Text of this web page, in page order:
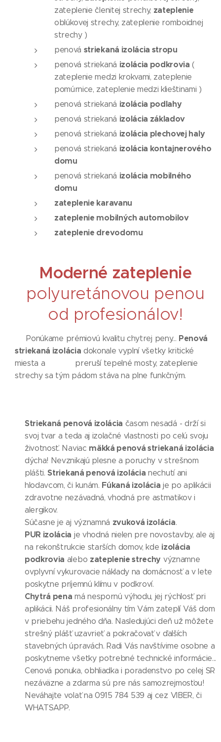
zateplenie členitej strechy, zateplenie
oblúkovej strechy, zateplenie romboidnej
strechy )
penová striekaná izolácia stropu
penová striekaná izolácia podkrovia (
zateplenie medzi krokvami, zateplenie
pomúrnice, zateplenie medzi klieštinami )
penová striekaná izolácia podlahy
penová striekaná izolácia základov
penová striekaná izolácia plechovej haly
penová striekaná izolácia kontajnerového
domu
penová striekaná izolácia mobilného
domu
zateplenie karavanu
zateplenie mobilných automobilov
zateplenie drevodomu
Moderné zateplenie
polyuretánovou penou
od profesionálov!
Ponúkame prémiovú kvalitu chytrej peny... Penová
striekaná izolácia dokonale vyplní všetky kritické
miesta a preruší tepelné mosty, zateplenie
strechy sa tým pádom stáva na plne funkčným.
Striekaná penová izolácia časom nesadá - drží si
svoj tvar a teda aj izolačné vlastnosti po celú svoju
životnosť. Naviac mäkká penová striekaná izolácia
dýcha! Nevznikajú plesne a poruchy v strešnom
plášti. Striekaná penová izolácia nechutí ani
hlodavcom, či kunám. Fúkaná izolácia je po aplikácii
zdravotne nezávadná, vhodná pre astmatikov i
alergikov.
Súčasne je aj významná zvuková izolácia.
PUR izolácia je vhodná nielen pre novostavby, ale aj
na rekonštrukcie starších domov, kde izolácia
podkrovia alebo zateplenie strechy významne
ovplyvní vykurovacie náklady na domácnosť a v lete
poskytne príjemnú klímu v podkroví.
Chytrá pena má nespornú výhodu, jej rýchlosť pri
aplikácii. Náš profesionálny tím Vám zateplí Váš dom
v priebehu jedného dňa. Nasledujúci deň už môžete
strešný plášť uzavrieť a pokračovať v ďalších
stavebných úpravách. Radi Vás navštívime osobne a
poskytneme všetky potrebné technické informácie...
Cenová ponuka, obhliadka i poradenstvo po celej SR
nezáväzne a zdarma sú pre nás samozrejmosťou!
Neváhajte volať na 0915 784 539 aj cez VIBER, či
WHATSAPP.